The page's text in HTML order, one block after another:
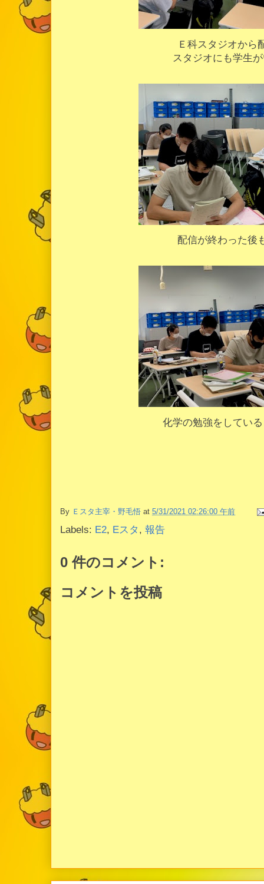
Ｅ科スタジオから
スタジオにも学生
配信が終わった後
化学の勉強をしてい
By Ｅスタ主宰・野毛悟 at 5/31/2021 02:26:00 午前
Labels: E2, Eスタ , 報告
0 件のコメント:
コメントを投稿